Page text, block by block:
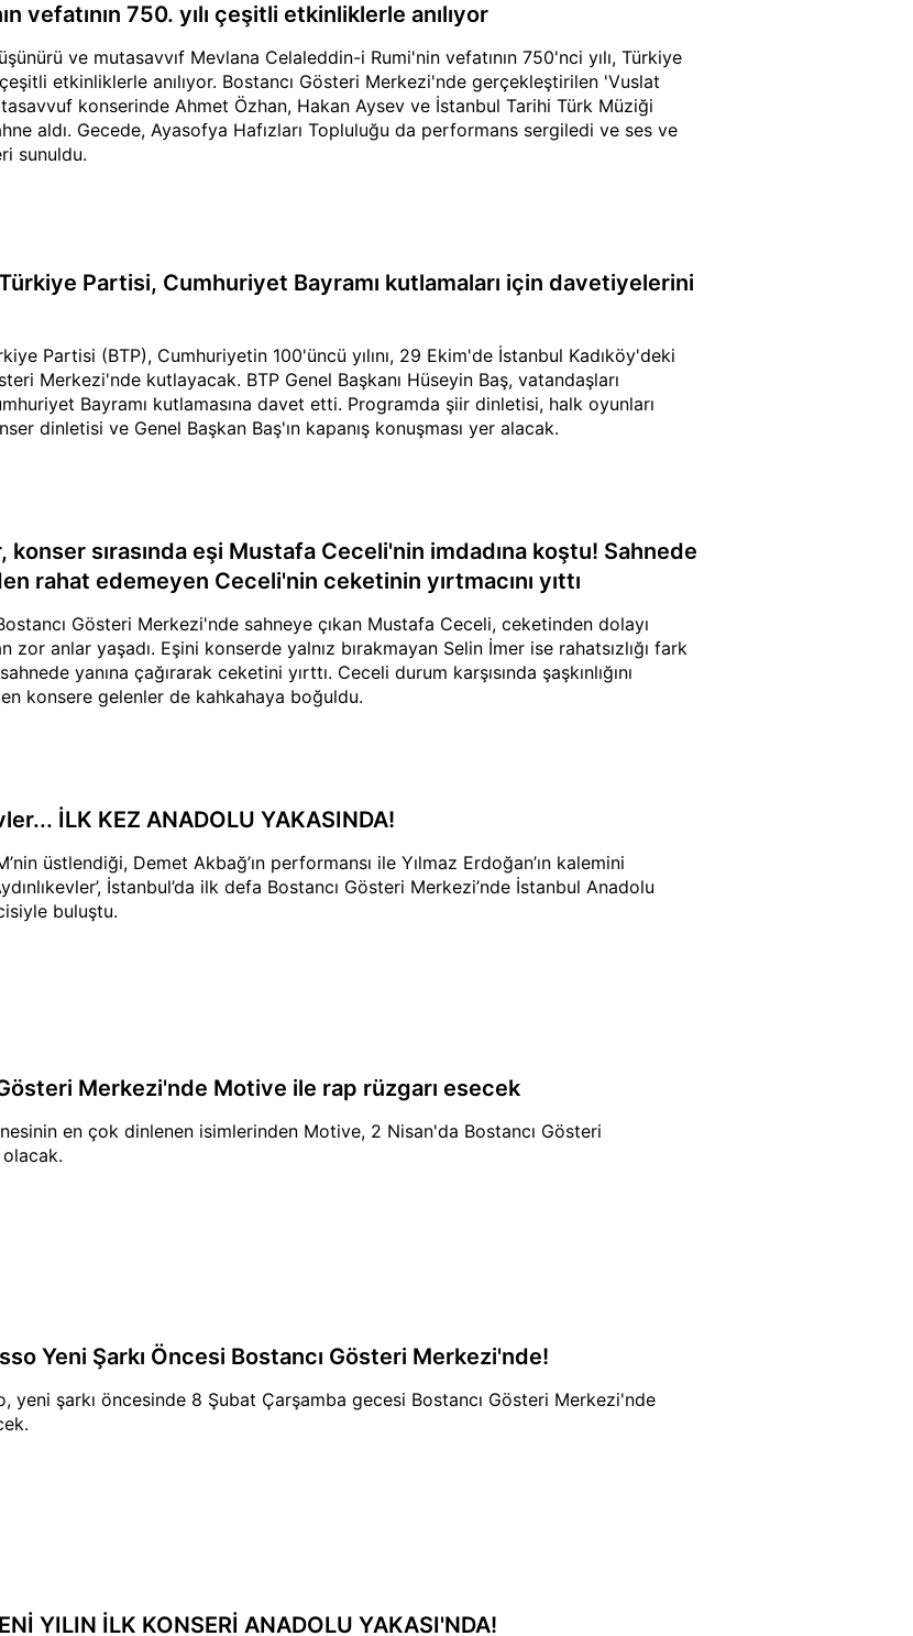
vefatının 750. yılı çeşitli etkinliklerle anılıyor
ve mutasavvıf Mevlana Celaleddin-i Rumi'nin vefatının 750'nci yılı, Türkiye
etkinliklerle anılıyor. Bostancı Gösteri Merkezi'nde gerçekleştirilen 'Vuslat
tasavvuf konserinde Ahmet Özhan, Hakan Aysev ve İstanbul Tarihi Türk Müziği
aldı. Gecede, Ayasofya Hafızları Topluluğu da performans sergiledi ve ses ve
sunuldu.
Türkiye Partisi, Cumhuriyet Bayramı kutlamaları için davetiyelerini
Partisi (BTP), Cumhuriyetin 100'üncü yılını, 29 Ekim'de İstanbul Kadıköy'deki
Merkezi'nde kutlayacak. BTP Genel Başkanı Hüseyin Baş, vatandaşları
Bayramı kutlamasına davet etti. Programda şiir dinletisi, halk oyunları
dinletisi ve Genel Başkan Baş'ın kapanış konuşması yer alacak.
konser sırasında eşi Mustafa Ceceli'nin imdadına koştu! Sahnede
rahat edemeyen Ceceli'nin ceketinin yırtmacını yıttı
Gösteri Merkezi'nde sahneye çıkan Mustafa Ceceli, ceketinden dolayı
zor anlar yaşadı. Eşini konserde yalnız bırakmayan Selin İmer ise rahatsızlığı fark
yanına çağırarak ceketini yırttı. Ceceli durum karşısında şaşkınlığını
konsere gelenler de kahkahaya boğuldu.
İLK KEZ ANADOLU YAKASINDA!
üstlendiği, Demet Akbağ’ın performansı ile Yılmaz Erdoğan’ın kalemini
İstanbul’da ilk defa Bostancı Gösteri Merkezi’nde İstanbul Anadolu
buluştu.
Merkezi'nde Motive ile rap rüzgarı esecek
en çok dinlenen isimlerinden Motive, 2 Nisan'da Bostancı Gösteri
Yeni Şarkı Öncesi Bostancı Gösteri Merkezi'nde!
yeni şarkı öncesinde 8 Şubat Çarşamba gecesi Bostancı Gösteri Merkezi'nde
YILIN İLK KONSERİ ANADOLU YAKASI'NDA!